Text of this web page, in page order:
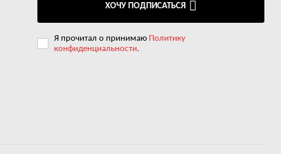
ХОЧУ ПОДПИСАТЬСЯ
Я прочитал о принимаю Политику
конфиденциальности.